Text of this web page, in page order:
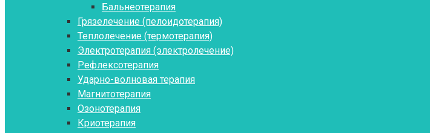
Бальнеотерапия
Грязелечение (пелоидотерапия)
Теплолечение (термотерапия)
Электротерапия (электролечение)
Рефлексотерапия
Ударно-волновая терапия
Магнитотерапия
Озонотерапия
Криотерапия